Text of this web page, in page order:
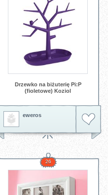
Drzewko na biżuterię Pi:P
(fioletowe) Koziol
eweros
26